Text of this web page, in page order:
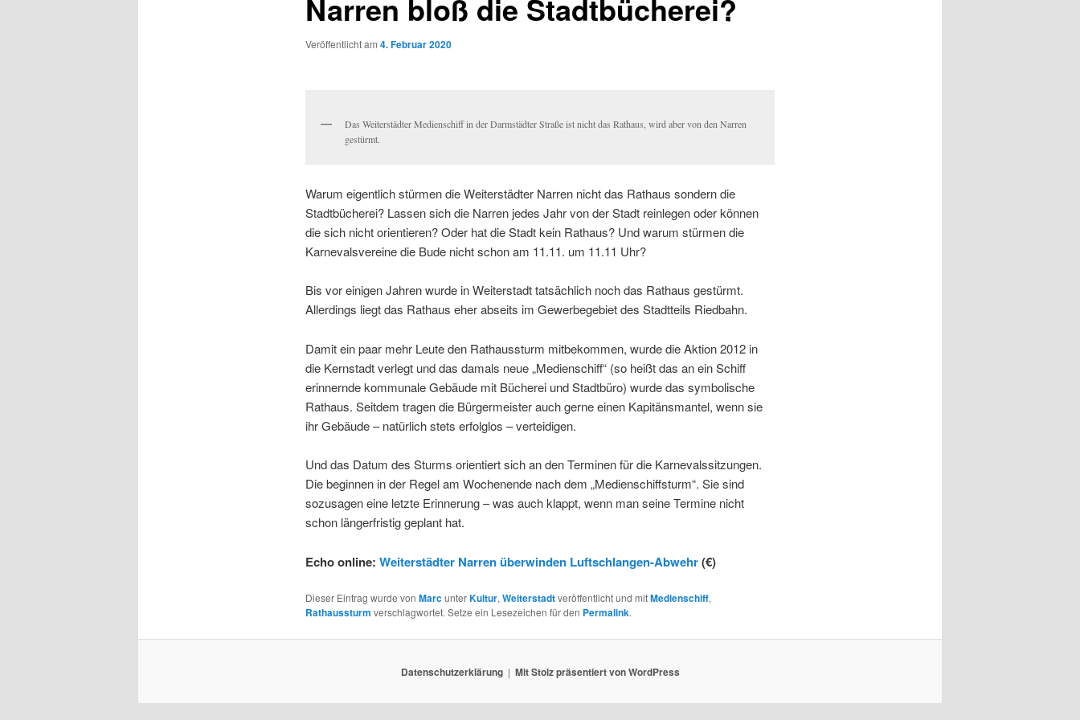
Narren bloß die Stadtbücherei?
Veröffentlicht am 4. Februar 2020
Das Weiterstädter Medienschiff in der Darmstädter Straße ist nicht das Rathaus, wird aber von den Narren
gestürmt.
Warum eigentlich stürmen die Weiterstädter Narren nicht das Rathaus sondern die
Stadtbücherei? Lassen sich die Narren jedes Jahr von der Stadt reinlegen oder können
die sich nicht orientieren? Oder hat die Stadt kein Rathaus? Und warum stürmen die
Karnevalsvereine die Bude nicht schon am 11.11. um 11.11 Uhr?
Bis vor einigen Jahren wurde in Weiterstadt tatsächlich noch das Rathaus gestürmt.
Allerdings liegt das Rathaus eher abseits im Gewerbegebiet des Stadtteils Riedbahn.
Damit ein paar mehr Leute den Rathaussturm mitbekommen, wurde die Aktion 2012 in
die Kernstadt verlegt und das damals neue „Medienschiff“ (so heißt das an ein Schiff
erinnernde kommunale Gebäude mit Bücherei und Stadtbüro) wurde das symbolische
Rathaus. Seitdem tragen die Bürgermeister auch gerne einen Kapitänsmantel, wenn sie
ihr Gebäude – natürlich stets erfolglos – verteidigen.
Und das Datum des Sturms orientiert sich an den Terminen für die Karnevalssitzungen.
Die beginnen in der Regel am Wochenende nach dem „Medienschiffsturm“. Sie sind
sozusagen eine letzte Erinnerung – was auch klappt, wenn man seine Termine nicht
schon längerfristig geplant hat.
Echo online: Weiterstädter Narren überwinden Luftschlangen-Abwehr(€)
Dieser Eintrag wurde von MarcunterKultur, Weiterstadtveröffentlicht und mitMedienschiff,
Rathaussturm verschlagwortet. Setze ein Lesezeichen für den Permalink.
Datenschutzerklärung Mit Stolz präsentiert von WordPress